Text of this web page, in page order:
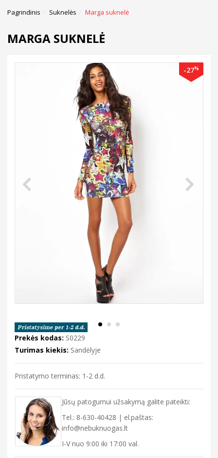
Pagrindinis Suknelės Marga suknelė
MARGA SUKNELĖ
-27%
Prekės kodas: S0229
Turimas kiekis: Sandėlyje
Pristatymo terminas: 1-2 d.d.
Jūsų patogumui užsakymą galite pateikti:
Tel.: 8-630-40428 | el.paštas:
info@nebuknuogas.lt
I-V nuo 9:00 iki 17:00 val.